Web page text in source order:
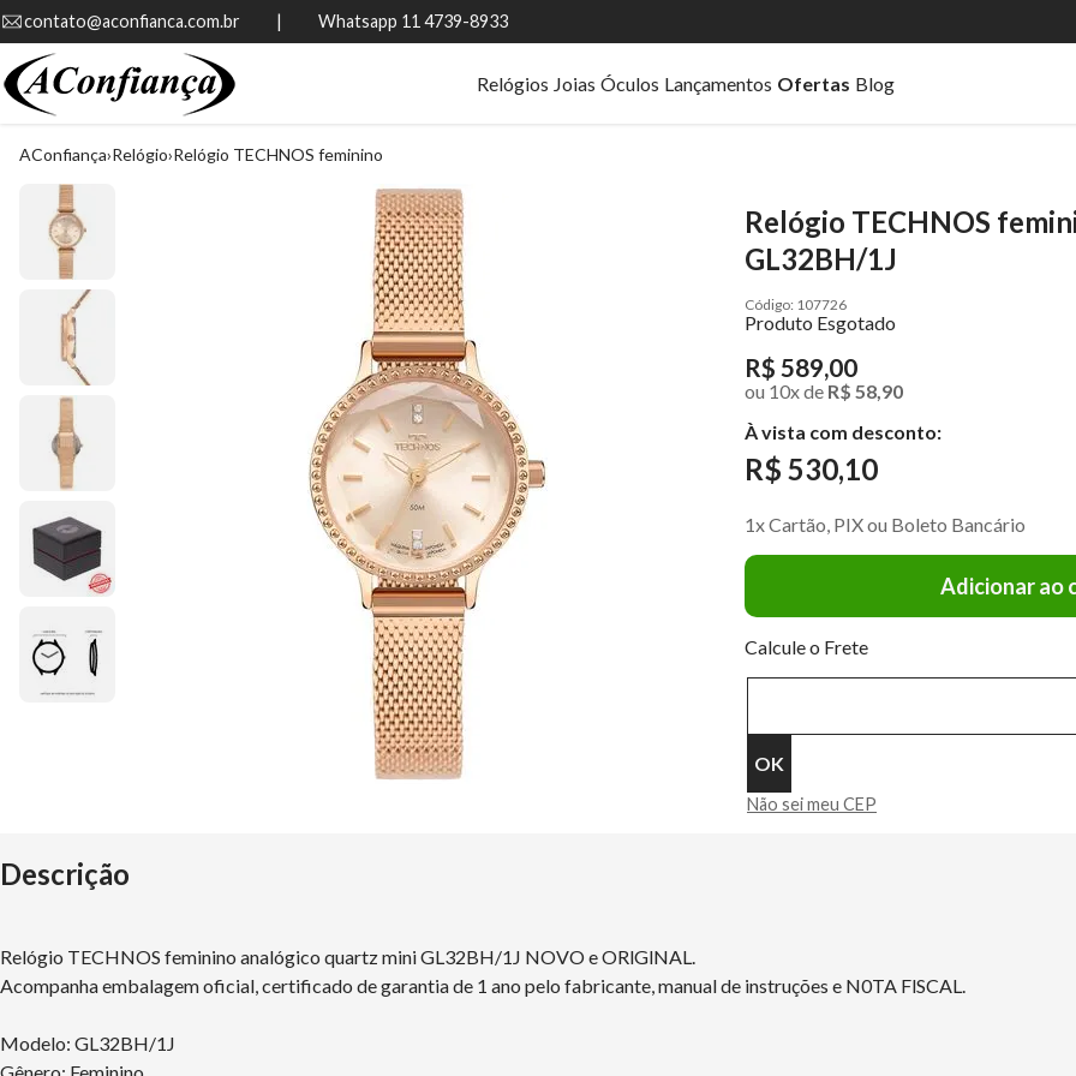
contato@aconfianca.com.br          |          Whatsapp 11 4739-8933
Relógios Joias Óculos Lançamentos Ofertas Blog
AConfiança Relógio Relógio TECHNOS feminino
Relógio TECHNOS
GL32BH/1J
107726
Produto Esgotado
R$ 589,00
ou 10xde R$ 58,90
À vista com desconto:
R$ 530,10
1x Cartão, PIX ou Boleto Bancário
Adicionar ao
Calcule o Frete
Não sei meu CEP
Descrição
Relógio TECHNOS feminino analógico quartz mini GL32BH/1J NOVO e ORlGlNAL.
Acompanha embalagem oficial, certificado de garantia de 1 ano pelo fabricante, manual de instruções e N0TA FlSCAL.
Modelo: GL32BH/1J